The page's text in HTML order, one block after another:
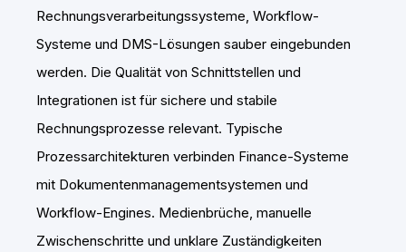
Rechnungsverarbeitungssysteme, Workflow-
Systeme und DMS-Lösungen sauber eingebunden
werden. Die Qualität von Schnittstellen und
Integrationen ist für sichere und stabile
Rechnungsprozesse relevant. Typische
Prozessarchitekturen verbinden Finance-Systeme
mit Dokumentenmanagementsystemen und
Workflow-Engines. Medienbrüche, manuelle
Zwischenschritte und unklare Zuständigkeiten